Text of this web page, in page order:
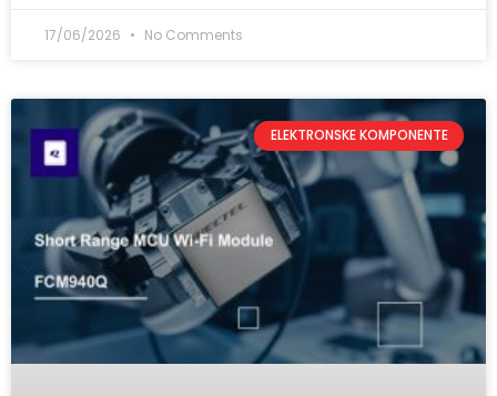
17/06/2026 No Comments
ELEKTRONSKE KOMPONENTE